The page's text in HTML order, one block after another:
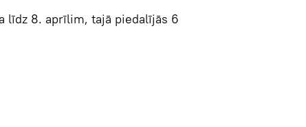
līdz 8. aprīlim, tajā piedalījās 6